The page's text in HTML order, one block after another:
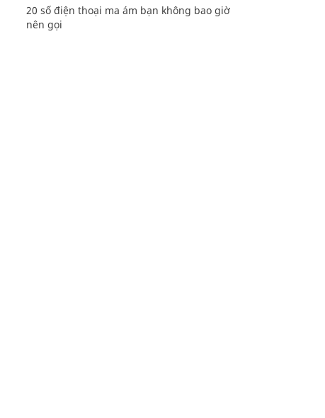
20 số điện thoại ma ám bạn không bao giờ
nên gọi